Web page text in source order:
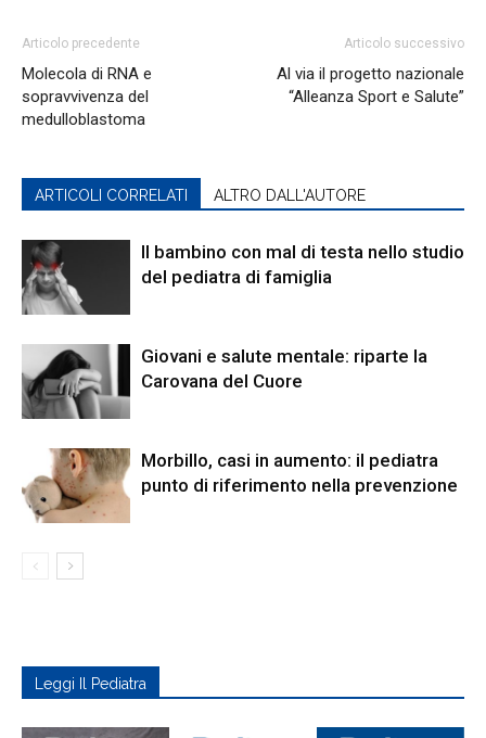
Articolo precedente
Molecola di RNA e
sopravvivenza del
medulloblastoma
Articolo successivo
Al via il progetto nazionale
“Alleanza Sport e Salute”
ARTICOLI CORRELATI ALTRO DALL'AUTORE
Il bambino con mal di testa nello studio
del pediatra di famiglia
Giovani e salute mentale: riparte la
Carovana del Cuore
Morbillo, casi in aumento: il pediatra
punto di riferimento nella prevenzione
Leggi Il Pediatra